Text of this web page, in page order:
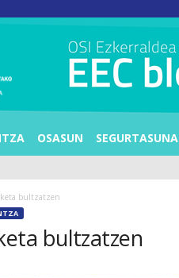
OSASUN SEGURTASUNA
bultzatzen
bultzatzen